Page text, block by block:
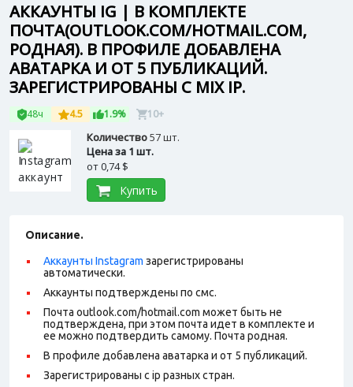
АККАУНТЫ IG | В КОМПЛЕКТЕ
ПОЧТА(OUTLOOK.COM/HOTMAIL.COM,
РОДНАЯ). В ПРОФИЛЕ ДОБАВЛЕНА
АВАТАРКА И ОТ 5 ПУБЛИКАЦИЙ.
ЗАРЕГИСТРИРОВАНЫ С MIX IP.
48ч 4.5 1.9% 10+
Количество57 шт.
Цена за 1 шт.
от0,74 $
Купить
Описание.
Аккаунты Instagram зарегистрированы
автоматически.
Аккаунты подтверждены по смс.
Почта outlook.com/hotmail.com может быть не
подтверждена, при этом почта идет в комплекте и
ее можно подтвердить самому. Почта родная.
В профиле добавлена аватарка и от 5 публикаций.
Зарегистрированы с ip разных стран.